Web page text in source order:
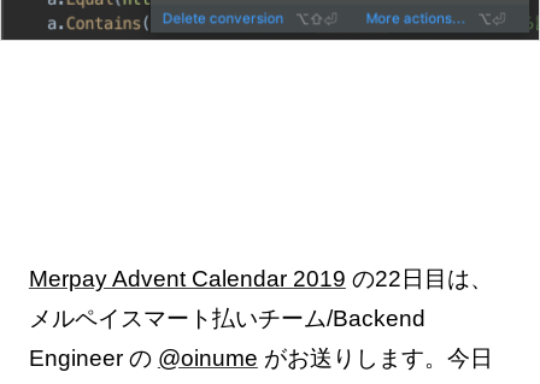
Merpay Advent Calendar 2019 の22日目は、
メルペイスマート払いチーム/Backend
Engineer の @oinume がお送りします。今日